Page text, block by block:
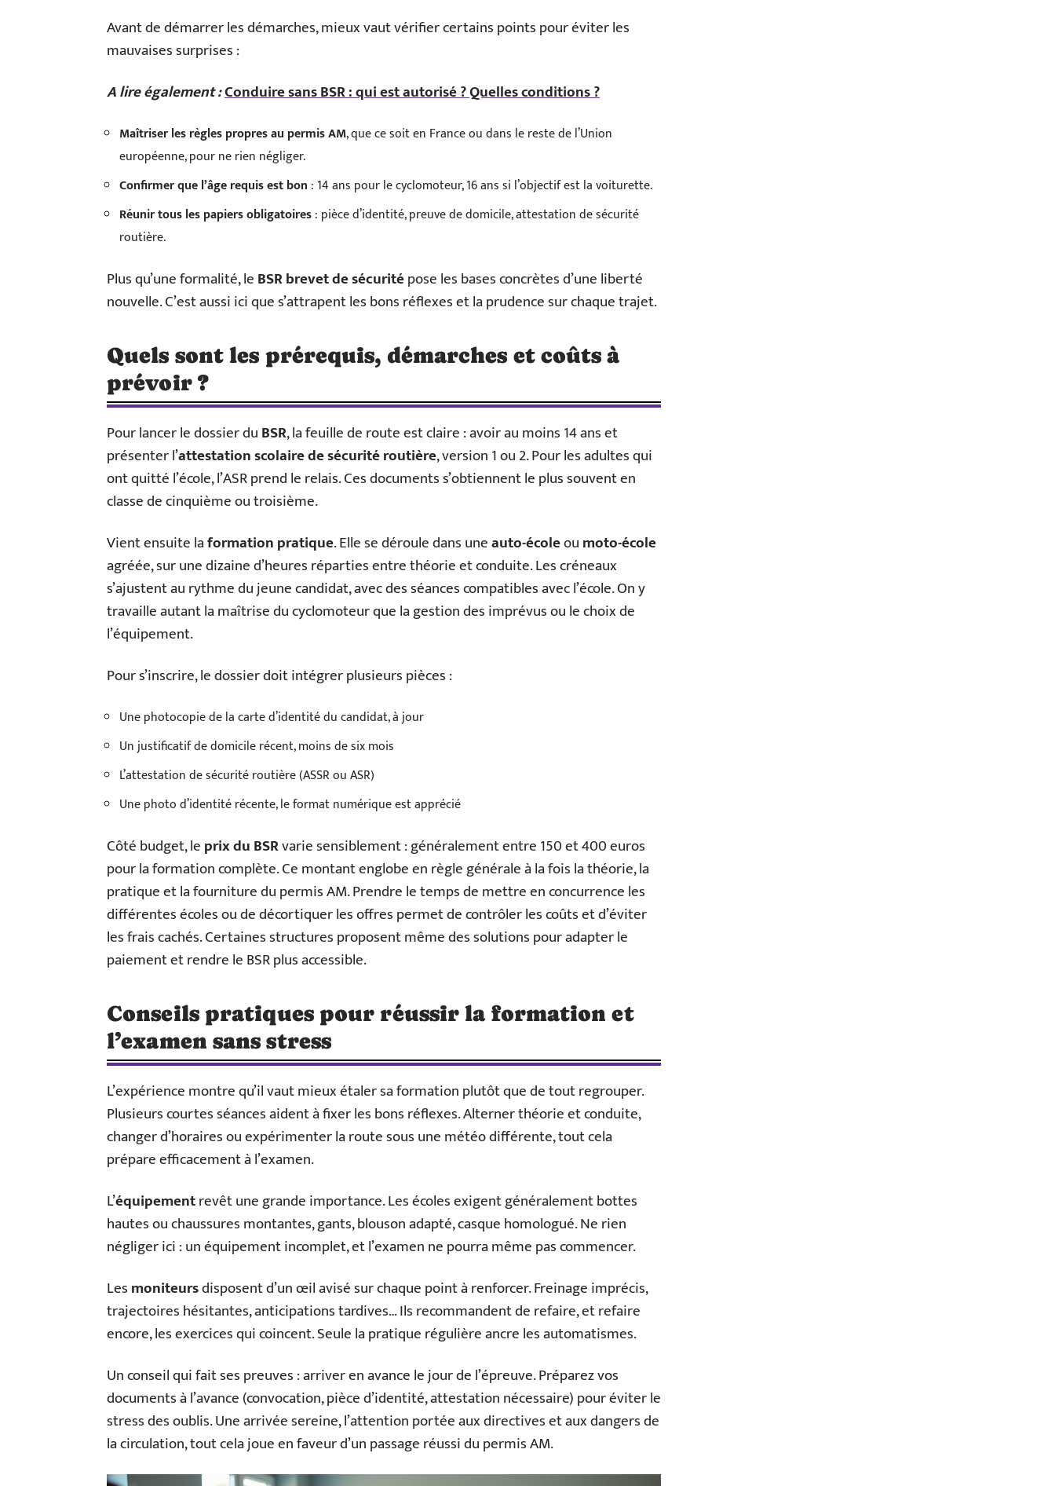
Avant de démarrer les démarches, mieux vaut vérifier certains points pour éviter les
mauvaises surprises :
A lire également :Conduire sans BSR : qui est autorisé ? Quelles conditions ?
Maîtriser les règles propres au permis AM, que ce soit en France ou dans le reste de l’Union
européenne, pour ne rien négliger.
Confirmer que l’âge requis est bon : 14 ans pour le cyclomoteur, 16 ans si l’objectif est la voiturette.
Réunir tous les papiers obligatoires: pièce d’identité, preuve de domicile, attestation de sécurité
routière.
Plus qu’une formalité, leBSR brevet de sécuritépose les bases concrètes d’une liberté
nouvelle. C’est aussi ici que s’attrapent les bons réflexes et la prudence sur chaque trajet.
Quels sont les prérequis, démarches et coûts à
prévoir ?
Pour lancer le dossier duBSR, la feuille de route est claire : avoir au moins 14 ans et
présenter l’attestation scolaire de sécurité routière, version 1 ou 2. Pour les adultes qui
ont quitté l’école, l’ASR prend le relais. Ces documents s’obtiennent le plus souvent en
classe de cinquième ou troisième.
Vient ensuite laformation pratique. Elle se déroule dans uneauto-écoleoumoto-école
agréée, sur une dizaine d’heures réparties entre théorie et conduite. Les créneaux
s’ajustent au rythme du jeune candidat, avec des séances compatibles avec l’école. On y
travaille autant la maîtrise du cyclomoteur que la gestion des imprévus ou le choix de
l’équipement.
Pour s’inscrire, le dossier doit intégrer plusieurs pièces :
Une photocopie de la carte d’identité du candidat, à jour
Un justificatif de domicile récent, moins de six mois
L’attestation de sécurité routière (ASSR ou ASR)
Une photo d’identité récente, le format numérique est apprécié
Côté budget, leprix du BSRvarie sensiblement : généralement entre 150 et 400 euros
pour la formation complète. Ce montant englobe en règle générale à la fois la théorie, la
pratique et la fourniture du permis AM. Prendre le temps de mettre en concurrence les
différentes écoles ou de décortiquer les offres permet de contrôler les coûts et d’éviter
les frais cachés. Certaines structures proposent même des solutions pour adapter le
paiement et rendre le BSR plus accessible.
Conseils pratiques pour réussir la formation et
l’examen sans stress
L’expérience montre qu’il vaut mieux étaler sa formation plutôt que de tout regrouper.
Plusieurs courtes séances aident à fixer les bons réflexes. Alterner théorie et conduite,
changer d’horaires ou expérimenter la route sous une météo différente, tout cela
prépare efficacement à l’examen.
L’équipementrevêt une grande importance. Les écoles exigent généralement bottes
hautes ou chaussures montantes, gants, blouson adapté, casque homologué. Ne rien
négliger ici : un équipement incomplet, et l’examen ne pourra même pas commencer.
Lesmoniteursdisposent d’un œil avisé sur chaque point à renforcer. Freinage imprécis,
trajectoires hésitantes, anticipations tardives… Ils recommandent de refaire, et refaire
encore, les exercices qui coincent. Seule la pratique régulière ancre les automatismes.
Un conseil qui fait ses preuves : arriver en avance le jour de l’épreuve. Préparez vos
documents à l’avance (convocation, pièce d’identité, attestation nécessaire) pour éviter le
stress des oublis. Une arrivée sereine, l’attention portée aux directives et aux dangers de
la circulation, tout cela joue en faveur d’un passage réussi du permis AM.